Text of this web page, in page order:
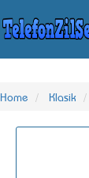
Home Klasik